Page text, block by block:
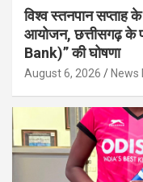
विश्व स्तनपान सप्ताह
आयोजन, छत्तीसगढ़ के
Bank)” की घोषणा
August 6, 2026 News